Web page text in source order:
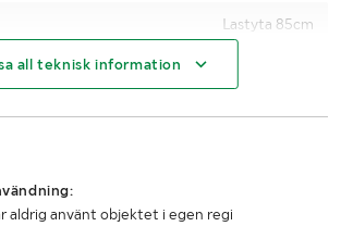
Lastyta 85cm
all teknisk information
aldrig använt objektet i egen regi